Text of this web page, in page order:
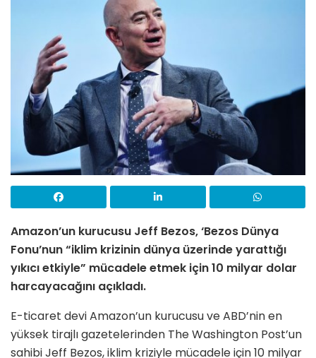
Amazon’un kurucusu Jeff Bezos, ‘Bezos Dünya
Fonu’nun “iklim krizinin dünya üzerinde yarattığı
yıkıcı etkiyle” mücadele etmek için 10 milyar dolar
harcayacağını açıkladı.
E-ticaret devi Amazon’un kurucusu ve ABD’nin en
yüksek tirajlı gazetelerinden The Washington Post’un
sahibi Jeff Bezos, iklim kriziyle mücadele için 10 milyar